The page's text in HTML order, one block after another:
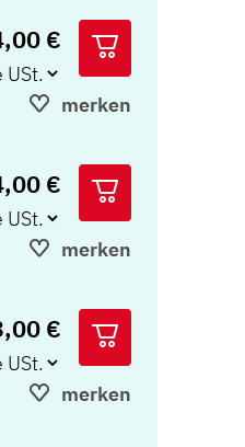
€
merken
€
merken
€
merken